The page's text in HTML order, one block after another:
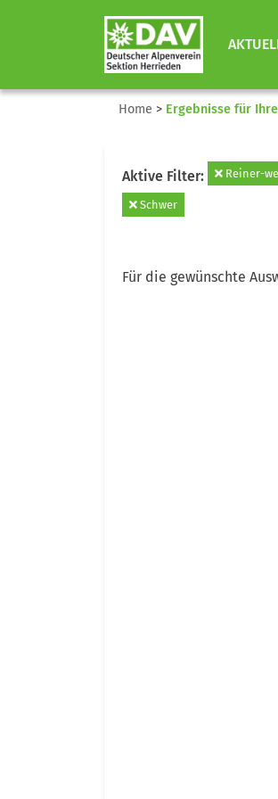
Home > Ergebnisse für
Aktive Filter: Reiner-
Schwer
Für die gewünschte